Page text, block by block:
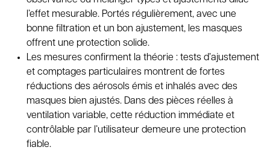
l’effet mesurable. Portés régulièrement, avec une
bonne filtration et un bon ajustement, les masques
offrent une protection solide.
Les mesures confirment la théorie : tests d’ajustement
et comptages particulaires montrent de fortes
réductions des aérosols émis et inhalés avec des
masques bien ajustés. Dans des pièces réelles à
ventilation variable, cette réduction immédiate et
contrôlable par l’utilisateur demeure une protection
fiable.